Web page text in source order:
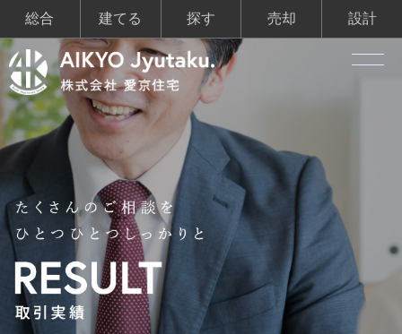
総合 建てる 探す 売却 設計